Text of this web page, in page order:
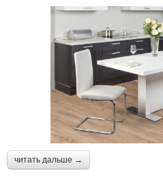
читать дальше →